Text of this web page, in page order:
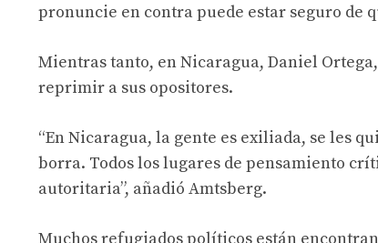
pronuncie en contra puede estar seguro de
Mientras tanto, en Nicaragua, Daniel
reprimir a sus opositores.
“En Nicaragua, la gente es exiliada, se les
borra. Todos los lugares de pensamiento
autoritaria”, añadió Amtsberg.
Muchos refugiados políticos están